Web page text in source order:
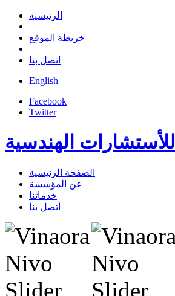
الرئيسية
|
خريطة الموقع
|
اتصل بنا
English
Facebook
Twitter
للأستشارات الهندسية
الصفحة الرئيسية
عن المؤسسة
خدماتنا
أتصل بنا